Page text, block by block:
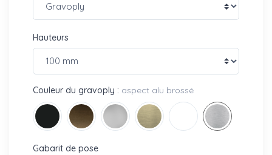
Hauteurs
Couleur du gravoply : aspect alu brossé
Gabarit de pose